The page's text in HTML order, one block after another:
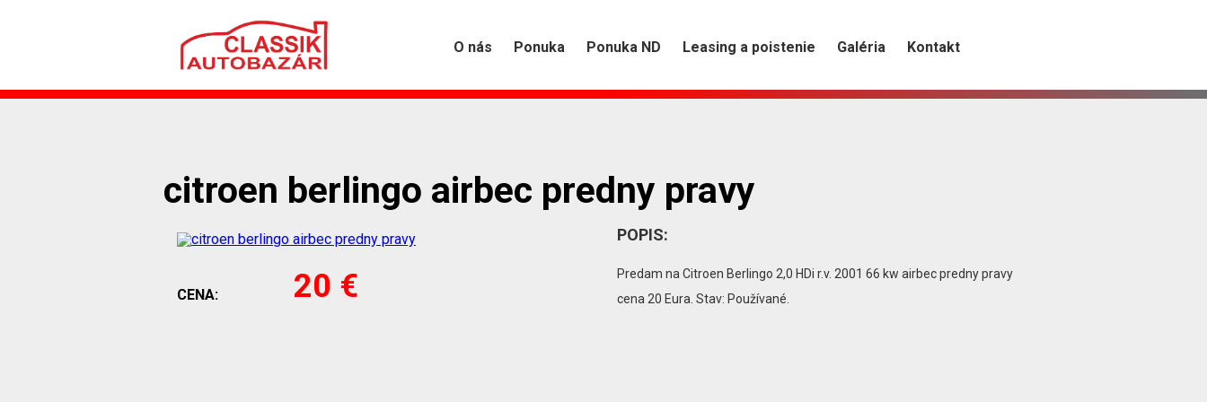
O nás Ponuka Ponuka ND Leasing a poistenie Galéria Kontakt
citroen berlingo airbec predny pravy
CENA: 20 €
POPIS:
Predam na Citroen Berlingo 2,0 HDi r.v. 2001 66 kw airbec predny pravy
cena 20 Eura. Stav: Používané.